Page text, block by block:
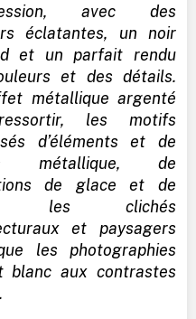
avec des
éclatantes, un noir
et un parfait rendu
et des détails.
métallique argenté
les motifs
d’éléments et de
métallique, de
de glace et de
les clichés
et paysagers
les photographies
blanc aux contrastes